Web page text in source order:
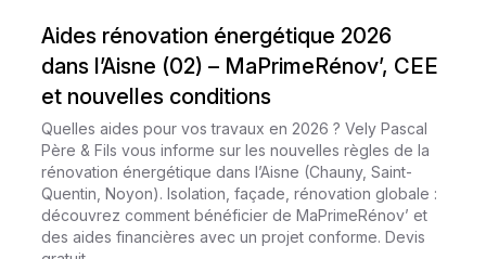
Aides rénovation énergétique 2026
dans l’Aisne (02) – MaPrimeRénov’, CEE
et nouvelles conditions
Quelles aides pour vos travaux en 2026 ? Vely Pascal
Père & Fils vous informe sur les nouvelles règles de la
rénovation énergétique dans l’Aisne (Chauny, Saint-
Quentin, Noyon). Isolation, façade, rénovation globale :
découvrez comment bénéficier de MaPrimeRénov’ et
des aides financières avec un projet conforme. Devis